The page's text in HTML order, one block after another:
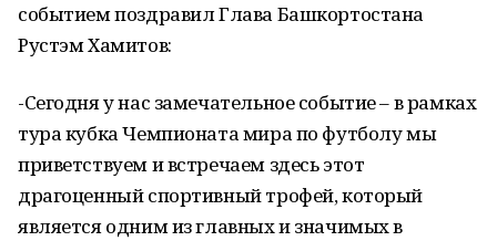
событием поздравил Глава Башкортостана
Рустэм Хамитов:
-Сегодня у нас замечательное событие – в рамках
тура кубка Чемпионата мира по футболу мы
приветствуем и встречаем здесь этот
драгоценный спортивный трофей, который
является одним из главных и значимых в